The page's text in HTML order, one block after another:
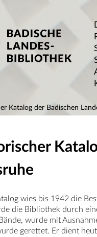
Katalog der Badischen
wies bis 1942 die
die Bibliothek durch
wurde mit
gerettet. Er dient